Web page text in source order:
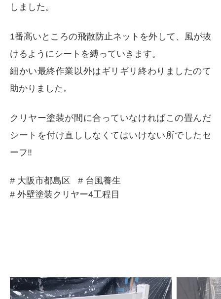
しました。
1番高いところの飛散防止ネットを外して、風が抜
けるようにシートを縛っていきます。
細かい最終作業以外はギリギリ終わりましたのて
助かりました。
クリヤー塗装が間に合っていなければこの畳んだ
シートを付け直ししなくてはいけない所でしたセ
ーフ‼️
# 大阪市都島区
# 台風養生
# 外壁塗装クリヤー4工程目